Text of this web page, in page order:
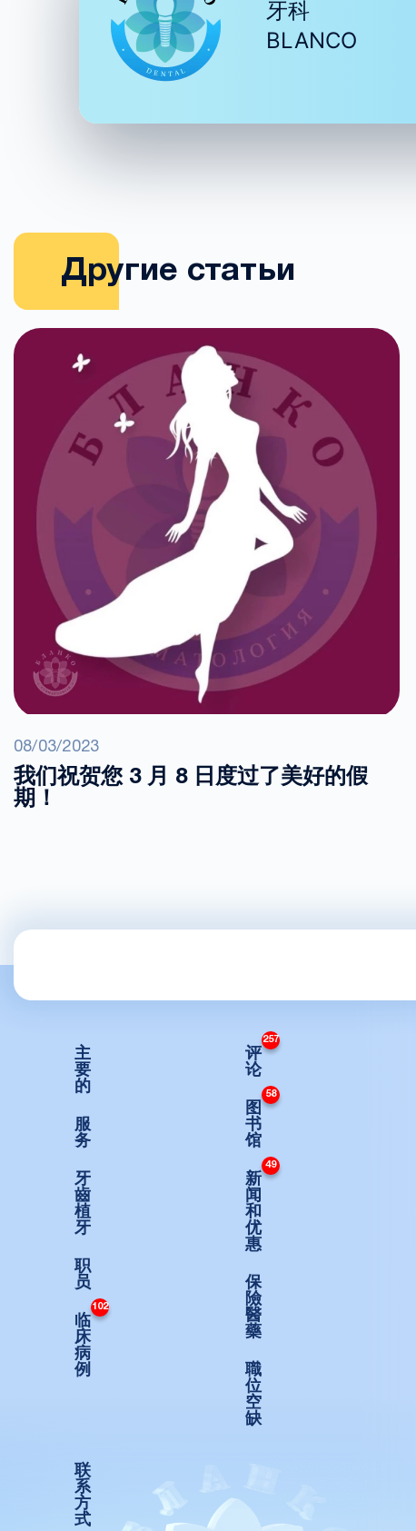
牙科
BLANCO
Другие статьи
08/03/2023
我们祝贺您 3 月 8 日度过了美好的假
期！
主
要
的
服
务
牙
齒
植
牙
职
员
临
床
病
例
102
评
论
257
图
书
馆
58
新
闻
和
优
惠
49
保
險
醫
藥
職
位
空
缺
联
系
方
式